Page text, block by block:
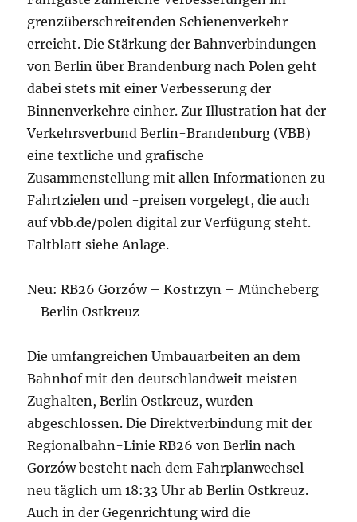
grenzüberschreitenden Schienenverkehr
erreicht. Die Stärkung der Bahnverbindungen
von Berlin über Brandenburg nach Polen geht
dabei stets mit einer Verbesserung der
Binnenverkehre einher. Zur Illustration hat der
Verkehrsverbund Berlin-Brandenburg (VBB)
eine textliche und grafische
Zusammenstellung mit allen Informationen zu
Fahrtzielen und -preisen vorgelegt, die auch
auf vbb.de/polen digital zur Verfügung steht.
Faltblatt siehe Anlage.
Neu: RB26 Gorzów – Kostrzyn – Müncheberg
– Berlin Ostkreuz
Die umfangreichen Umbauarbeiten an dem
Bahnhof mit den deutschlandweit meisten
Zughalten, Berlin Ostkreuz, wurden
abgeschlossen. Die Direktverbindung mit der
Regionalbahn-Linie RB26 von Berlin nach
Gorzów besteht nach dem Fahrplanwechsel
neu täglich um 18:33 Uhr ab Berlin Ostkreuz.
Auch in der Gegenrichtung wird die